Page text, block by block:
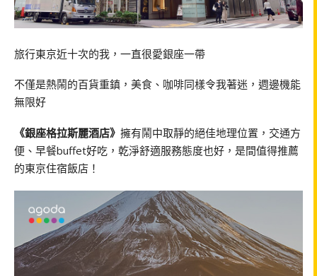
旅行東京近十次的我，一直很愛銀座一帶
不僅是熱鬧的百貨重鎮，美食、咖啡同樣令我著迷，週邊機能
無限好
《銀座格拉斯麗酒店》 擁有鬧中取靜的絕佳地理位置，交通方
便、早餐buffet好吃，乾淨舒適服務態度也好，是間值得推薦
的東京住宿飯店！